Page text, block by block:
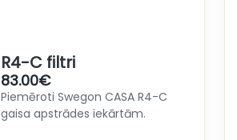
R4-C filtri
83.00€
Piemēroti Swegon CASA R4-C
gaisa apstrādes iekārtām.